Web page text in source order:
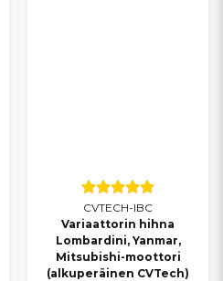
CVTECH-IBC
Variaattorin hihna
Lombardini, Yanmar,
Mitsubishi-moottori
(alkuperäinen CVTech)